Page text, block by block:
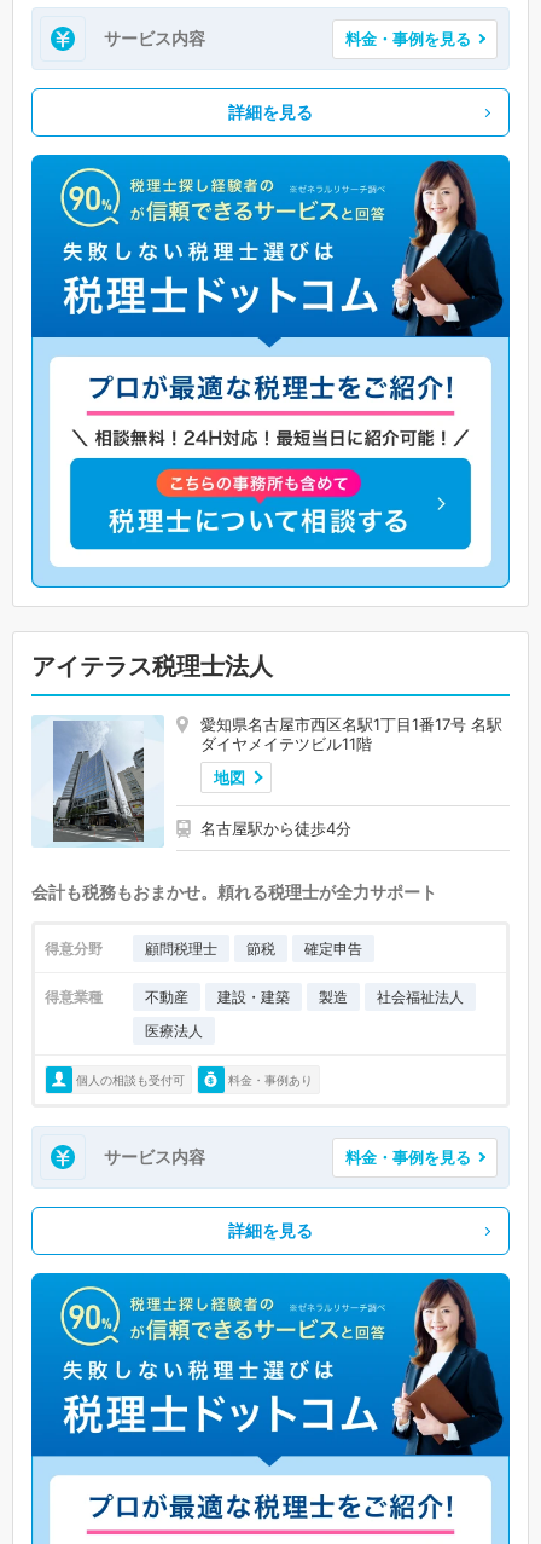
サービス内容 料金・事例を見る
詳細を見る
アイテラス税理士法人
愛知県名古屋市西区名駅1丁目1番17号 名駅
ダイヤメイテツビル11階
地図
名古屋駅から徒歩4分
会計も税務もおまかせ。頼れる税理士が全力サポート
得意分野 顧問税理士 節税 確定申告
得意業種 不動産 建設・建築 製造
社会福祉法人
医療法人
個人の相談も受付可 料金・事例あり
サービス内容 料金・事例を見る
詳細を見る